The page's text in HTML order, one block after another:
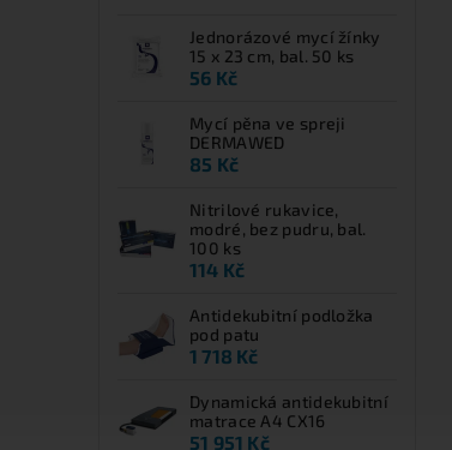
Jednorázové mycí žínky
15 x 23 cm, bal. 50 ks
56 Kč
Mycí pěna ve spreji
DERMAWED
85 Kč
Nitrilové rukavice,
modré, bez pudru, bal.
100 ks
114 Kč
Antidekubitní podložka
pod patu
1 718 Kč
Dynamická antidekubitní
matrace A4 CX16
51 951 Kč